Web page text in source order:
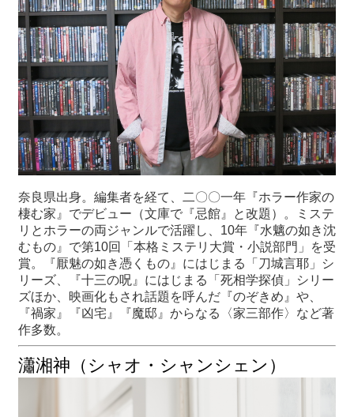
奈良県出身。編集者を経て、二〇〇一年『ホラー作家の
棲む家』でデビュー（文庫で『忌館』と改題）。ミステ
リとホラーの両ジャンルで活躍し、10年『水魑の如き沈
むもの』で第10回「本格ミステリ大賞・小説部門」を受
賞。『厭魅の如き憑くもの』にはじまる「刀城言耶」シ
リーズ、『十三の呪』にはじまる「死相学探偵」シリー
ズほか、映画化もされ話題を呼んだ『のぞきめ』や、
『禍家』『凶宅』『魔邸』からなる〈家三部作〉など著
作多数。
瀟湘神（シャオ・シャンシェン）